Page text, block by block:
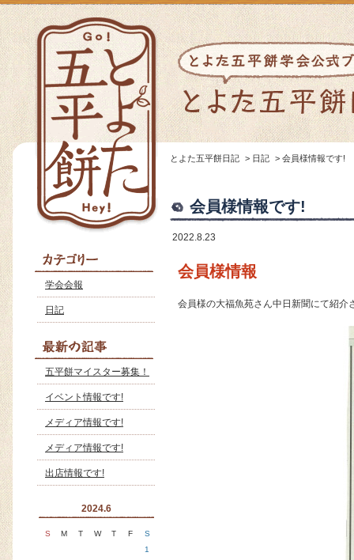
学会会報
日記
五平餅マイスター募集！
イベント情報です!
メディア情報です!
メディア情報です!
出店情報です!
2024.6
S M T W T F
S
1
とよた五平餅日記 > 日記 > 会員様情報です!
会員様情報です!
2022.8.23
会員様情報
会員様の大福魚苑さん中日新聞にて紹